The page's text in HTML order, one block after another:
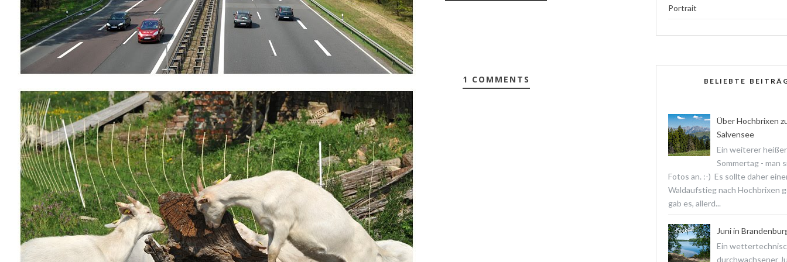
1 COMMENTS
Portrait
BELIEBTE
Über Hochbrixen
Salvensee
Ein weiterer heißer
Sommertag - man
Fotos an. :-) Es sollte daher
Waldaufstieg nach Hochbrixen
gab es, allerd...
Juni in
Ein
durchwachsener